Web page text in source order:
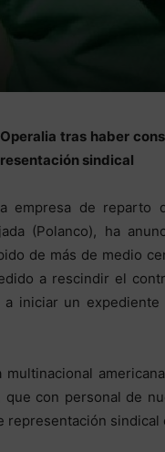
tras haber
sindical
empresa de reparto
(Polanco), ha
de más de medio
a rescindir el
iniciar un
con personal de
representación